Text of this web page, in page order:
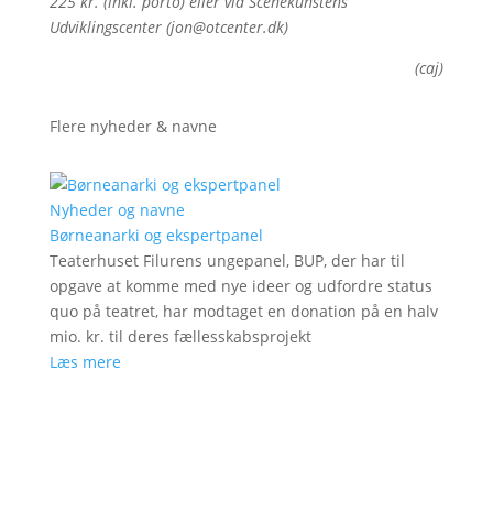
Udviklingscenter (jon@otcenter.dk)
(caj)
Flere nyheder & navne
Nyheder og navne
Børneanarki og ekspertpanel
Teaterhuset Filurens ungepanel, BUP, der har til
opgave at komme med nye ideer og udfordre status
quo på teatret, har modtaget en donation på en halv
mio. kr. til deres fællesskabsprojekt
Læs mere